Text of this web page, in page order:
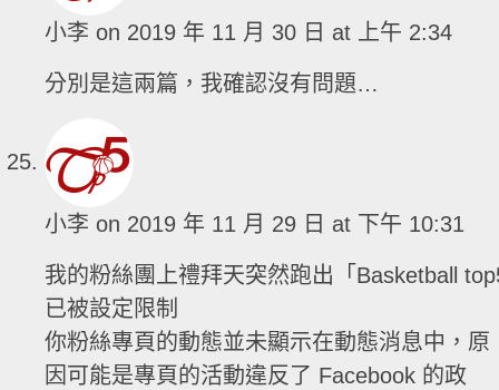
小李 on 2019 年 11 月 30 日 at 上午 2:34
分別是這兩篇，我確認沒有問題…
小李 on 2019 年 11 月 29 日 at 下午 10:31
我的粉絲團上禮拜天突然跑出「Basketball
已被設定限制
你粉絲專頁的動態並未顯示在動態消息中，原
因可能是專頁的活動違反了 Facebook 的政